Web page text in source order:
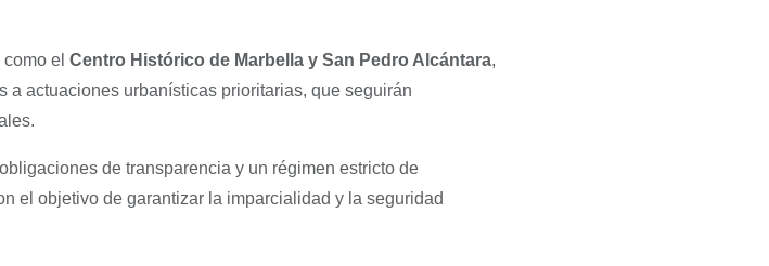
el Centro Histórico de Marbella y San Pedro Alcántara,
a actuaciones urbanísticas prioritarias, que seguirán
de transparencia y un régimen estricto de
el objetivo de garantizar la imparcialidad y la seguridad